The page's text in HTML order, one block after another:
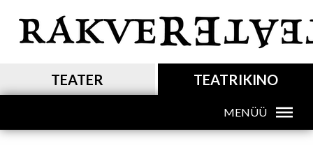
edasi
põhisisu
juurde
MAIN NAVIGATION
TEATER TEATRIKINO
MENÜÜ